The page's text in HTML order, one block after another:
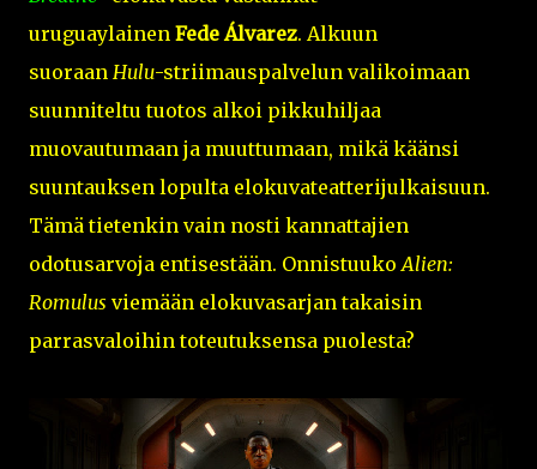
uruguaylainen Fede Álvarez. Alkuun
suoraan Hulu-striimauspalvelun valikoimaan
suunniteltu tuotos alkoi pikkuhiljaa
muovautumaan ja muuttumaan, mikä käänsi
suuntauksen lopulta elokuvateatterijulkaisuun.
Tämä tietenkin vain nosti kannattajien
odotusarvoja entisestään. OnnistuukoAlien:
Romulus viemään elokuvasarjan takaisin
parrasvaloihin toteutuksensa puolesta?